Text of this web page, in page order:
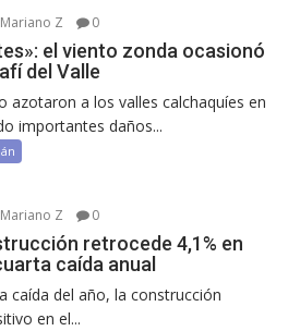
Mariano Z 0
el viento zonda ocasionó
del Valle
azotaron a los valles calchaquíes en
importantes daños...
Mariano Z 0
retrocede 4,1% en
caída anual
caída del año, la construcción
en el...